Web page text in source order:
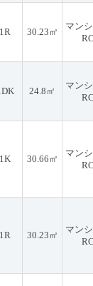
1R 30.23㎡
マン
RC
24.8㎡
マン
RC
1K 30.66㎡
マン
RC
1R 30.23㎡
マン
RC